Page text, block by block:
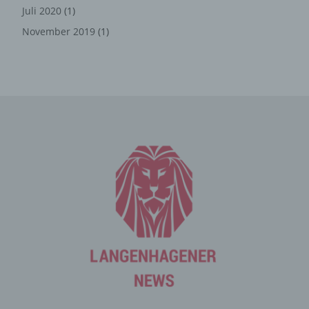
Juli 2020 (1)
November 2019 (1)
und Informationen
Die Internetseite erfasst mit jedem Aufruf der
Internetseite, von welcher ein zugreifendes System auf
unsere Internetseite gelangt (sogenannte Referrer), (4)
die Unterwebseiten, welche über ein zugreifendes
System auf unserer Internetseite angesteuert werden,
(5) das Datum und die Uhrzeit eines Zugriffs auf die
Internetseite, (6) eine Internet-Protokoll-Adresse (IP-
Adresse), (7) der Internet-Service-Provider des
zugreifenden Systems und (8) sonstige ähnliche Daten
Angriffen auf unsere informationstechnologischen